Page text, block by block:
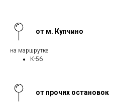
от м. Купчино
на маршрутке
К-56
от прочих остановок